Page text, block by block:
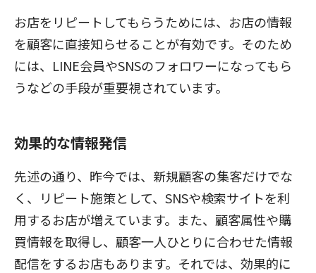
お店をリピートしてもらうためには、お店の情報
を顧客に直接知らせることが有効です。そのため
には、LINE会員やSNSのフォロワーになってもら
うなどの手段が重要視されています。
効果的な情報発信
先述の通り、昨今では、新規顧客の集客だけでな
く、リピート施策として、SNSや検索サイトを利
用するお店が増えています。また、顧客属性や購
買情報を取得し、顧客一人ひとりに合わせた情報
配信をするお店もあります。それでは、効果的に